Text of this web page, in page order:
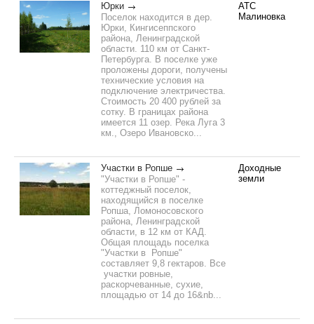
Юрки
Поселок находится в дер.
Юрки, Кингисеппского
района, Ленинградской
области. 110 км от Санкт-
Петербурга. В поселке уже
проложены дороги, получены
технические условия на
подключение электричества.
Стоимость 20 400 рублей за
сотку. В границах района
имеется 11 озер. Река Луга 3
км., Озеро Ивановско...
АТС
Малиновка
Участки в Ропше
"Участки в Ропше" -
коттеджный поселок,
находящийся в поселке
Ропша, Ломоносовского
района, Ленинградской
области, в 12 км от КАД.
Общая площадь поселка
"Участки в Ропше"
составляет 9,8 гектаров. Все
участки ровные,
раскорчеванные, сухие,
площадью от 14 до 16&nb...
Доходные
земли